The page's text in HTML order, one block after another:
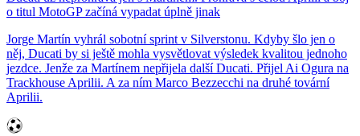
o titul MotoGP začíná vypadat úplně jinak
Jorge Martín vyhrál sobotní sprint v Silverstonu. Kdyby šlo jen o
něj, Ducati by si ještě mohla vysvětlovat výsledek kvalitou jednoho
jezdce. Jenže za Martínem nepřijela další Ducati. Přijel Ai Ogura na
Trackhouse Aprilii. A za ním Marco Bezzecchi na druhé tovární
Aprilii.